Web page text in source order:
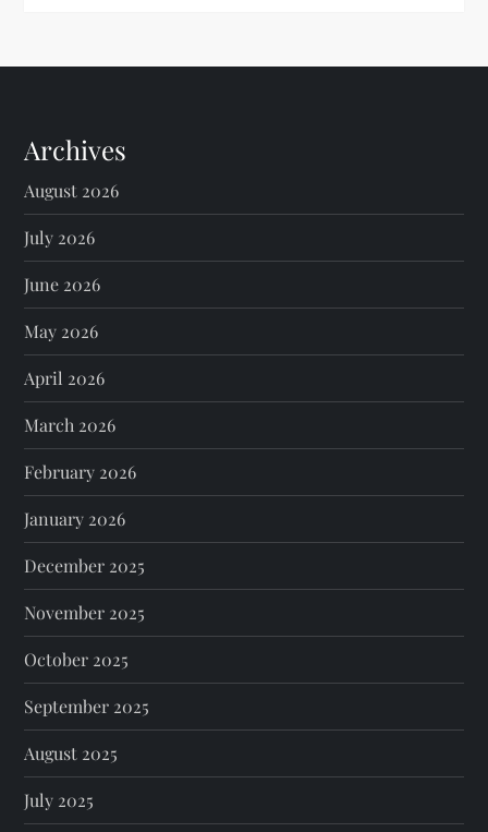
Archives
August 2026
July 2026
June 2026
May 2026
April 2026
March 2026
February 2026
January 2026
December 2025
November 2025
October 2025
September 2025
August 2025
July 2025